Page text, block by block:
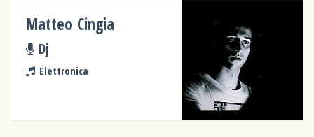
Matteo Cingia
Dj
Elettronica